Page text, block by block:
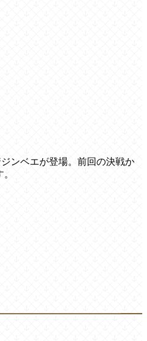
ンベエが登場。前回の決戦か